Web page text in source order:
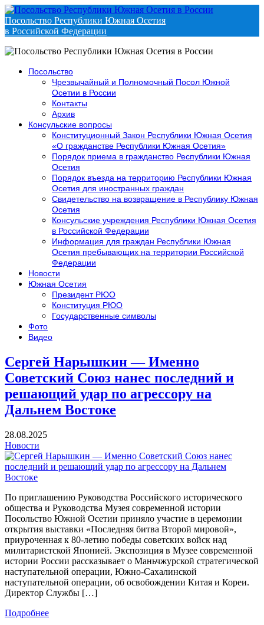
Посольство Республики Южная Осетия
в Российской Федерации
Посольство
Чрезвычайный и Полномочный Посол Южной
Осетии в России
Контакты
Архив
Консульские вопросы
Конституционный Закон Республики Южная Осетия
«О гражданстве Республики Южная Осетия»
Порядок приема в гражданство Республики Южная
Осетия
Порядок въезда на территорию Республики Южная
Осетия для иностранных граждан
Свидетельство на возвращение в Республику Южная
Осетия
Консульские учреждения Республики Южная Осетия
в Российской Федерации
Информация для граждан Республики Южная
Осетия пребывающих на территории Российской
Федерации
Новости
Южная Осетия
Президент РЮО
Конституция РЮО
Государственные символы
Фото
Видео
Сергей Нарышкин — Именно
Советский Союз нанес последний и
решающий удар по агрессору на
Дальнем Востоке
28.08.2025
Новости
По приглашению Руководства Российского исторического
общества и Руководства Музея современной истории
Посольство Южной Осетии приняло участие в церемонии
открытия выставки «Последняя битва Второй мировой»,
приуроченная к 80-летию победы советских войск над
милитаристской Японией. Экспозиция в Музее современной
истории России рассказывает о Маньчжурской стратегической
наступательной операции, Южно-Сахалинской
наступательной операции, об освобождении Китая и Кореи.
Директор Службы […]
Подробнее